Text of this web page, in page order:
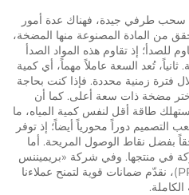
طرفي جيدة، فهناك عدة أمور
من المادة المصنوعة منها المضخة،
للصدأ؛ إذ تقاوم هذه المواد الصدأ
تُعد السعة عاملاً مهماً، أي كمية
فترة زمنية محددة. فإذا كنت بحاجة
مضخة ذات سعة أعلى. كما أن
طاقة أقل لنفس كمية المياه، ما
التصميم دوراً محورياً أيضاً؛ إذ توفر
بفضل نقاط الوصول المريحة. أما
في منتجها. وفي شركة «بريميننس
بامب» (PREEMINENCE PUMP)، نقدّم ضمانات قوية لتمنح عملاءنا
الكاملة.